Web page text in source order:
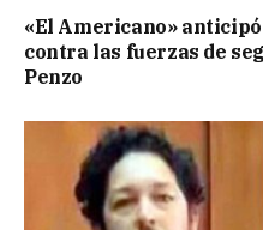
«El Americano»
contra las fuerzas de
Penzo